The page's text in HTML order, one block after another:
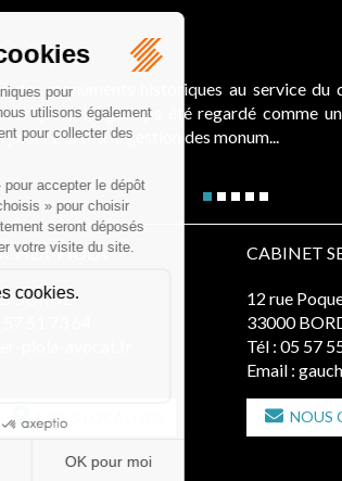
des monuments historiques au service
a longtemps été regardé comme
juillet 2026, à la gestion des monum...
PIOLA
51 73 64
piola-avocat.fr
NOUS LOCALISER
CABINET
12 rue
33000
Tél : 05 57
Email :
NOUS